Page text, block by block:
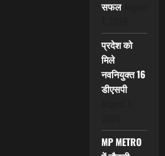
सफल
प्रदेश को
मिले
नवनियुक्त 16
डीएसपी
MP METRO